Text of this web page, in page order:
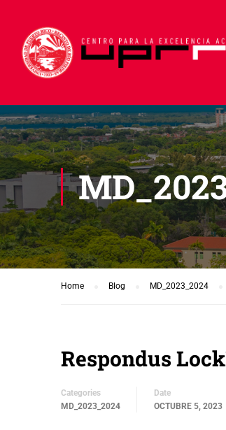
Home Blog MD_2023_2024
Respondus
Categories
MD_2023_2024
Date
OCTUBRE 5, 2023